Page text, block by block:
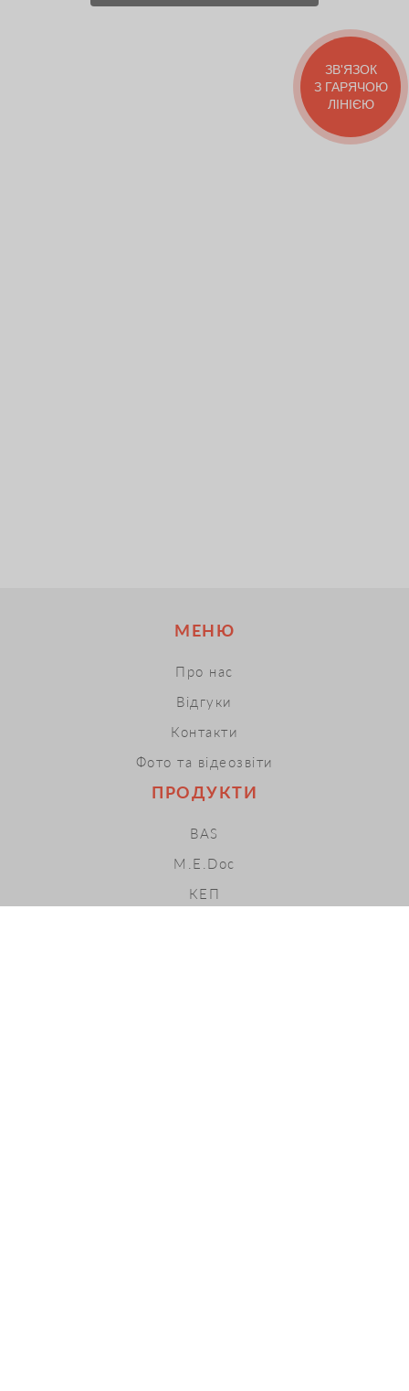
МЕНЮ
Про нас
Відгуки
Контакти
Фото та відеозвіти
ПРОДУКТИ
BAS
M.E.Doc
КЕП
ЗВ'ЯЗОК
З ГАРЯЧОЮ
ЛІНІЄЮ